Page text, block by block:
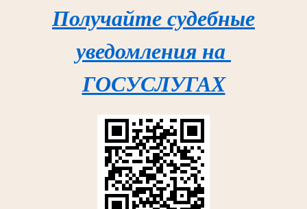
Получайте судебные
уведомления на
ГОСУСЛУГАХ